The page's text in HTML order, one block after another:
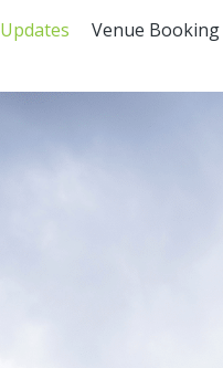
Venue Booking